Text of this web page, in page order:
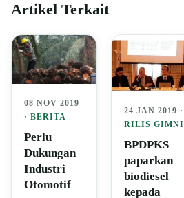
Artikel Terkait
08 NOV 2019
· BERITA
Perlu
Dukungan
Industri
Otomotif
24 JAN 2019 ·
RILIS GIMNI
BPDPKS
paparkan
biodiesel
kepada